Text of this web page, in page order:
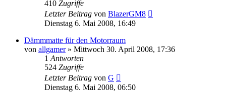
410 Zugriffe
Letzter Beitrag von BlazerGM8
Dienstag 6. Mai 2008, 16:49
Dämmmatte für den Motorraum
von allgamer» Mittwoch 30. April 2008, 17:36
1 Antworten
524 Zugriffe
Letzter Beitrag von G
Dienstag 6. Mai 2008, 06:50